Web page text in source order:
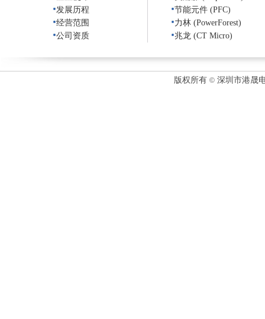
发展历程
经营范围
公司资质
节能元件 (PFC)
力林 (PowerForest)
兆龙 (CT Micro)
版权所有 © 深圳市港晟